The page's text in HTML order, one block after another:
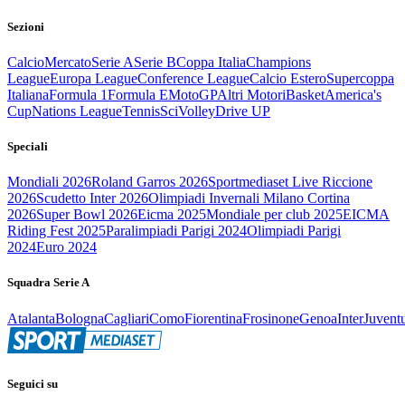
Sezioni
CalcioMercatoSerie ASerie BCoppa ItaliaChampions
LeagueEuropa LeagueConference LeagueCalcio EsteroSupercoppa
ItalianaFormula 1Formula EMotoGPAltri MotoriBasketAmerica's
CupNations LeagueTennisSciVolleyDrive UP
Speciali
Mondiali 2026Roland Garros 2026Sportmediaset Live Riccione
2026Scudetto Inter 2026Olimpiadi Invernali Milano Cortina
2026Super Bowl 2026Eicma 2025Mondiale per club 2025EICMA
Riding Fest 2025Paralimpiadi Parigi 2024Olimpiadi Parigi
2024Euro 2024
Squadra Serie A
AtalantaBolognaCagliariComoFiorentinaFrosinoneGenoaInter
Seguici su